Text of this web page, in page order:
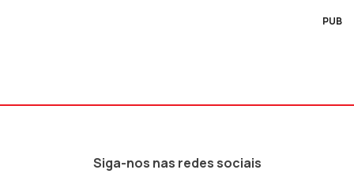
PUB
Siga-nos nas redes sociais